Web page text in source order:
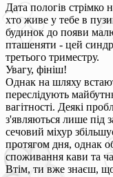
Дата пологів стрімко
хто живе у тебе в
будинок до появи
пташеняти - цей
третього триместру.
Увагу, фініш!
Однак на шляху
переслідують
вагітності. Деякі
з'являються лише під
сечовий міхур
протягом дня, однак
споживання кави та
Втім, ти вже знаєш,